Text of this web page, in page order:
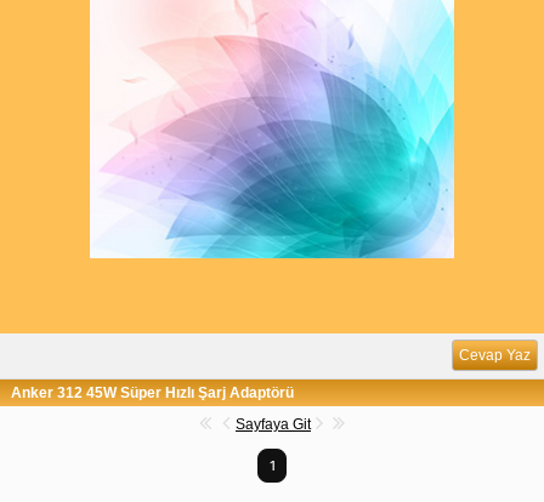
Cevap Yaz
Anker 312 45W Süper Hızlı Şarj Adaptörü
Sayfaya Git
1